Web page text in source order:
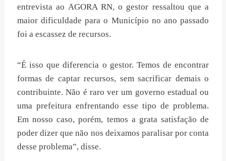
entrevista ao AGORA RN, o gestor ressaltou que a
maior dificuldade para o Município no ano passado
foi a escassez de recursos.
“É isso que diferencia o gestor. Temos de encontrar
formas de captar recursos, sem sacrificar demais o
contribuinte. Não é raro ver um governo estadual ou
uma prefeitura enfrentando esse tipo de problema.
Em nosso caso, porém, temos a grata satisfação de
poder dizer que não nos deixamos paralisar por conta
desse problema”, disse.